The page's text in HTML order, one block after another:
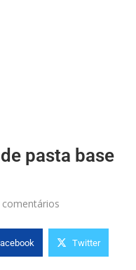
pasta base
comentários
Twitter